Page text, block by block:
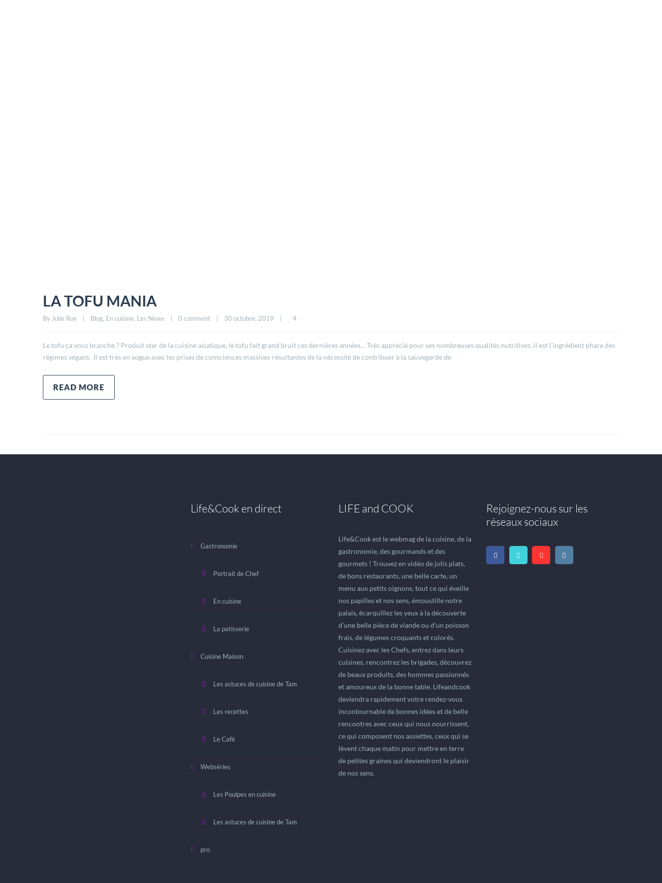
LA TOFU MANIA
By Julie Roy Blog, En cuisine, Les News 0 comment 30 octobre, 2019 4
Le tofu ça vous branche ? Produit star de la cuisine asiatique, le tofu fait grand bruit ces dernières années… Très apprécié pour ses nombreuses qualités nutritives, il est l’ingrédient phare des
régimes végans. Il est très en vogue avec les prises de consciences massives résultantes de la nécessité de contribuer à la sauvegarde de
READ MORE
Life&Cook en direct
Gastronomie
Portrait de Chef
En cuisine
La patisserie
Cuisine Maison
Les astuces de cuisine de Tam
Les recettes
Le Café
Webséries
Les Poulpes en cuisine
Les astuces de cuisine de Tam
pro
LIFE and COOK
Life&Cook est le webmag de la cuisine, de la
gastronomie, des gourmands et des
gourmets ! Trouvez en vidéo de jolis plats,
de bons restaurants, une belle carte, un
menu aux petits oignons, tout ce qui éveille
nos papilles et nos sens, émoustille notre
palais, écarquillez les yeux à la découverte
d'une belle pièce de viande ou d'un poisson
frais, de légumes croquants et colorés.
Cuisinez avec les Chefs, entrez dans leurs
cuisines, rencontrez les brigades, découvrez
de beaux produits, des hommes passionnés
et amoureux de la bonne table. Lifeandcook
deviendra rapidement votre rendez-vous
incontournable de bonnes idées et de belle
rencontres avec ceux qui nous nourrissent,
ce qui composent nos assiettes, ceux qui se
lèvent chaque matin pour mettre en terre
de petites graines qui deviendront le plaisir
de nos sens.
Rejoignez-nous sur les
réseaux sociaux